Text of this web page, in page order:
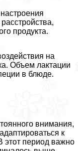
продукта.
на
Объем лактации
в блюде.
внимания,
к
этот период важно